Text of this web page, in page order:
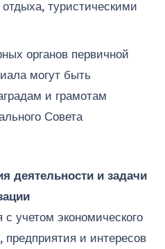
туристическими
органов первичной
могут быть
и грамотам
Совета
деятельности и задачи
учетом экономического
и интересов